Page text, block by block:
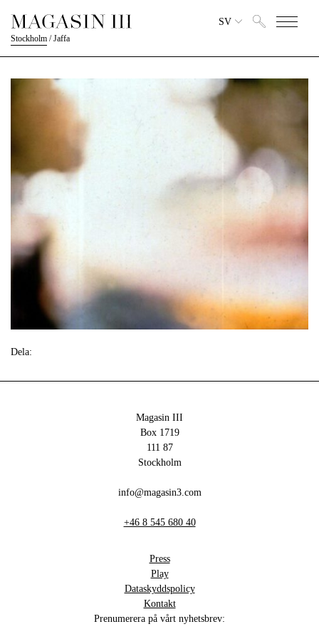
Stockholm /Jaffa
SV
Dela:
Magasin III
Box 1719
111 87
Stockholm
info@magasin3.com
+46 8 545 680 40
Press
Play
Dataskyddspolicy
Kontakt
Prenumerera på vårt nyhetsbrev: